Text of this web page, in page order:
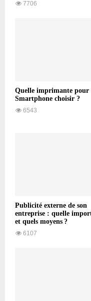
7706
Quelle imprimante pour
Smartphone choisir ?
6543
Publicité externe de son
entreprise : quelle
et quels moyens ?
6107